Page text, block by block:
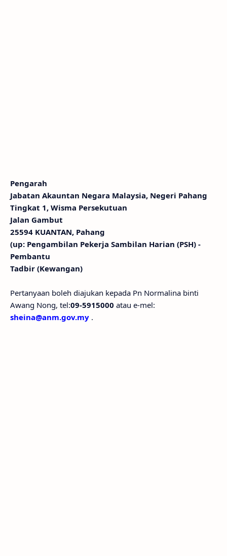
Pengarah
Jabatan Akauntan Negara Malaysia, Negeri Pahang
Tingkat 1, Wisma Persekutuan
Jalan Gambut
25594 KUANTAN, Pahang
(up: Pengambilan Pekerja Sambilan Harian (PSH) -
Pembantu
Tadbir (Kewangan)
Pertanyaan boleh diajukan kepada Pn Normalina binti
Awang Nong, tel:09-5915000 atau e-mel:
sheina@anm.gov.my .